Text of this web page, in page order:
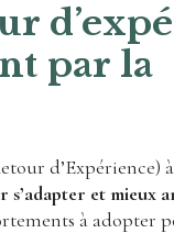
par la
d’Expérience)
et mieux
à adopter